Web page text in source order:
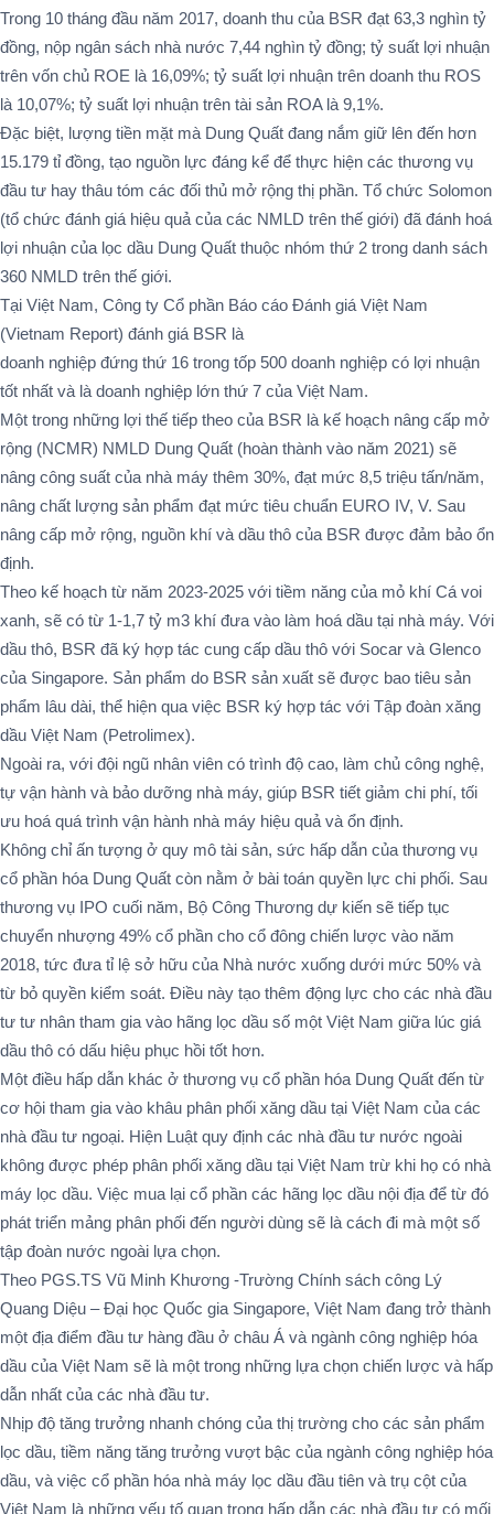
Trong 10 tháng đầu năm 2017, doanh thu của BSR đạt 63,3 nghìn tỷ
đồng, nộp ngân sách nhà nước 7,44 nghìn tỷ đồng; tỷ suất lợi nhuận
trên vốn chủ ROE là 16,09%; tỷ suất lợi nhuận trên doanh thu ROS
là 10,07%; tỷ suất lợi nhuận trên tài sản ROA là 9,1%.
Đặc biệt, lượng tiền mặt mà Dung Quất đang nắm giữ lên đến hơn
15.179 tỉ đồng, tạo nguồn lực đáng kể để thực hiện các thương vụ
đầu tư hay thâu tóm các đối thủ mở rộng thị phần. Tổ chức Solomon
(tổ chức đánh giá hiệu quả của các NMLD trên thế giới) đã đánh hoá
lợi nhuận của lọc dầu Dung Quất thuộc nhóm thứ 2 trong danh sách
360 NMLD trên thế giới.
Tại Việt Nam, Công ty Cổ phần Báo cáo Đánh giá Việt Nam
(Vietnam Report) đánh giá BSR là
doanh nghiệp đứng thứ 16 trong tốp 500 doanh nghiệp có lợi nhuận
tốt nhất và là doanh nghiệp lớn thứ 7 của Việt Nam.
Một trong những lợi thế tiếp theo của BSR là kế hoạch nâng cấp mở
rộng (NCMR) NMLD Dung Quất (hoàn thành vào năm 2021) sẽ
nâng công suất của nhà máy thêm 30%, đạt mức 8,5 triệu tấn/năm,
nâng chất lượng sản phẩm đạt mức tiêu chuẩn EURO IV, V. Sau
nâng cấp mở rộng, nguồn khí và dầu thô của BSR được đảm bảo ổn
định.
Theo kế hoạch từ năm 2023-2025 với tiềm năng của mỏ khí Cá voi
xanh, sẽ có từ 1-1,7 tỷ m3 khí đưa vào làm hoá dầu tại nhà máy. Với
dầu thô, BSR đã ký hợp tác cung cấp dầu thô với Socar và Glenco
của Singapore. Sản phẩm do BSR sản xuất sẽ được bao tiêu sản
phẩm lâu dài, thể hiện qua việc BSR ký hợp tác với Tập đoàn xăng
dầu Việt Nam (Petrolimex).
Ngoài ra, với đội ngũ nhân viên có trình độ cao, làm chủ công nghệ,
tự vận hành và bảo dưỡng nhà máy, giúp BSR tiết giảm chi phí, tối
ưu hoá quá trình vận hành nhà máy hiệu quả và ổn định.
Không chỉ ấn tượng ở quy mô tài sản, sức hấp dẫn của thương vụ
cổ phần hóa Dung Quất còn nằm ở bài toán quyền lực chi phối. Sau
thương vụ IPO cuối năm, Bộ Công Thương dự kiến sẽ tiếp tục
chuyển nhượng 49% cổ phần cho cổ đông chiến lược vào năm
2018, tức đưa tỉ lệ sở hữu của Nhà nước xuống dưới mức 50% và
từ bỏ quyền kiểm soát. Điều này tạo thêm động lực cho các nhà đầu
tư tư nhân tham gia vào hãng lọc dầu số một Việt Nam giữa lúc giá
dầu thô có dấu hiệu phục hồi tốt hơn.
Một điều hấp dẫn khác ở thương vụ cổ phần hóa Dung Quất đến từ
cơ hội tham gia vào khâu phân phối xăng dầu tại Việt Nam của các
nhà đầu tư ngoại. Hiện Luật quy định các nhà đầu tư nước ngoài
không được phép phân phối xăng dầu tại Việt Nam trừ khi họ có nhà
máy lọc dầu. Việc mua lại cổ phần các hãng lọc dầu nội địa để từ đó
phát triển mảng phân phối đến người dùng sẽ là cách đi mà một số
tập đoàn nước ngoài lựa chọn.
Theo PGS.TS Vũ Minh Khương -Trường Chính sách công Lý
Quang Diệu – Đại học Quốc gia Singapore, Việt Nam đang trở thành
một địa điểm đầu tư hàng đầu ở châu Á và ngành công nghiệp hóa
dầu của Việt Nam sẽ là một trong những lựa chọn chiến lược và hấp
dẫn nhất của các nhà đầu tư.
Nhịp độ tăng trưởng nhanh chóng của thị trường cho các sản phẩm
lọc dầu, tiềm năng tăng trưởng vượt bậc của ngành công nghiệp hóa
dầu, và việc cổ phần hóa nhà máy lọc dầu đầu tiên và trụ cột của
Việt Nam là những yếu tố quan trọng hấp dẫn các nhà đầu tư có mối